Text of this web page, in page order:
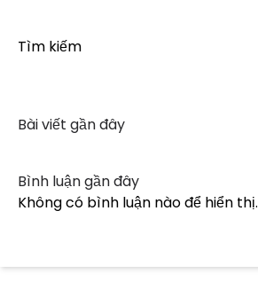
Tìm kiếm
Bài viết gần đây
Bình luận gần đây
Không có bình luận nào để hiển thị.